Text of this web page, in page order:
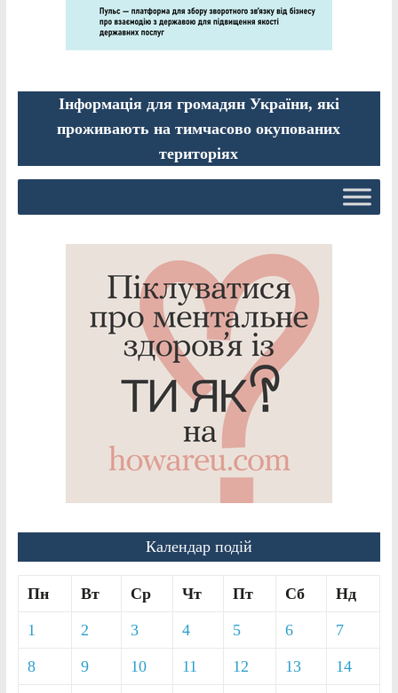
Інформація для громадян України, які
проживають на тимчасово окупованих
територіях
Календар подій
Пн Вт Ср Чт Пт Сб Нд
1 2 3 4 5 6 7
8 9 10 11 12 13 14